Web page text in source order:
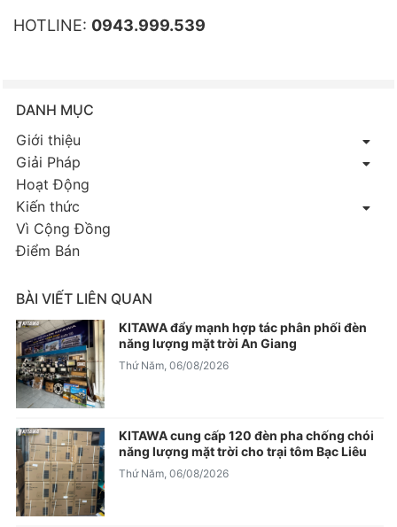
HOTLINE: 0943.999.539
DANH MỤC
Giới thiệu
Giải Pháp
Hoạt Động
Kiến thức
Vì Cộng Đồng
Điểm Bán
BÀI VIẾT LIÊN QUAN
KITAWA đẩy mạnh hợp tác phân phối đèn
năng lượng mặt trời An Giang
Thứ Năm, 06/08/2026
KITAWA cung cấp 120 đèn pha chống chói
năng lượng mặt trời cho trại tôm Bạc Liêu
Thứ Năm, 06/08/2026